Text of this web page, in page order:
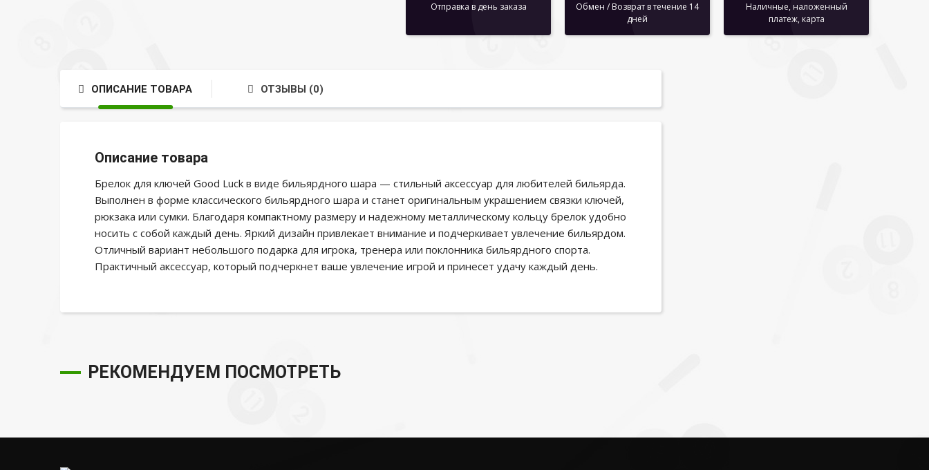
Отправка в день заказа
Обмен / Возврат в течение 14
дней
Наличные, наложенный
платеж, карта
ОПИСАНИЕ ТОВАРА ОТЗЫВЫ (0)
Описание товара
Брелок для ключей Good Luck в виде бильярдного шара — стильный аксессуар для любителей бильярда.
Выполнен в форме классического бильярдного шара и станет оригинальным украшением связки ключей,
рюкзака или сумки. Благодаря компактному размеру и надежному металлическому кольцу брелок удобно
носить с собой каждый день. Яркий дизайн привлекает внимание и подчеркивает увлечение бильярдом.
Отличный вариант небольшого подарка для игрока, тренера или поклонника бильярдного спорта.
Практичный аксессуар, который подчеркнет ваше увлечение игрой и принесет удачу каждый день.
РЕКОМЕНДУЕМ ПОСМОТРЕТЬ